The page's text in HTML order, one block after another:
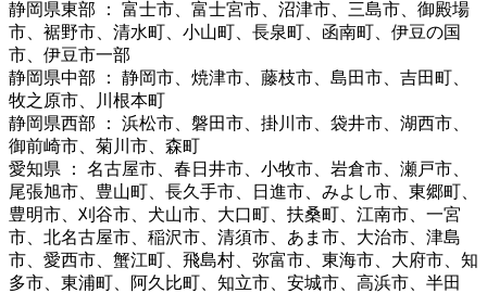
静岡県東部 ： 富士市、富士宮市、沼津市、三島市、御殿場
市、裾野市、清水町、小山町、長泉町、函南町、伊豆の国
市、伊豆市一部
静岡県中部 ： 静岡市、焼津市、藤枝市、島田市、吉田町、
牧之原市、川根本町
静岡県西部 ： 浜松市、磐田市、掛川市、袋井市、湖西市、
御前崎市、菊川市、森町
愛知県 ： 名古屋市、春日井市、小牧市、岩倉市、瀬戸市、
尾張旭市、豊山町、長久手市、日進市、みよし市、東郷町、
豊明市、刈谷市、犬山市、大口町、扶桑町、江南市、一宮
市、北名古屋市、稲沢市、清須市、あま市、大治市、津島
市、愛西市、蟹江町、飛島村、弥富市、東海市、大府市、知
多市、東浦町、阿久比町、知立市、安城市、高浜市、半田